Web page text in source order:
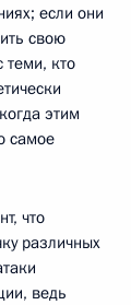
если они
свою
теми, кто
этим
самое
что
различных
ведь